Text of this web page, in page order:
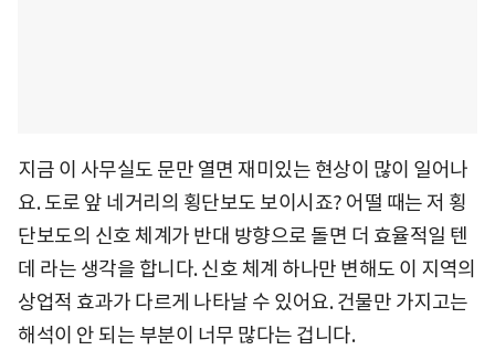
지금 이 사무실도 문만 열면 재미있는 현상이 많이 일어나
요. 도로 앞 네거리의 횡단보도 보이시죠? 어떨 때는 저 횡
단보도의 신호 체계가 반대 방향으로 돌면 더 효율적일 텐
데 라는 생각을 합니다. 신호 체계 하나만 변해도 이 지역의
상업적 효과가 다르게 나타날 수 있어요. 건물만 가지고는
해석이 안 되는 부분이 너무 많다는 겁니다.